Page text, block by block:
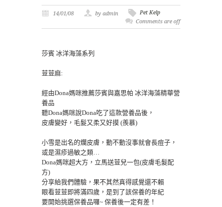
14/01/08 by admin
Pet Kelp
Comments are off
莎賓 冰洋海藻系列
荳荳麻:
經由Dona媽咪推薦莎賓與嘉思帕 冰洋海藻精華營
養品
聽Dona媽咪說Dona吃了這款營養品後，
皮膚變好，毛髮又柔又好摸 (羨慕)
小雪是出名的爛皮膚，動不動沒事就會長痘子，
或是濕疹過敏之類…
Dona媽咪超大方，立馬送荳兒一包(皮膚毛髮配
方)
分享給我們體驗，果不其然真得感覺還不賴
眼看荳荳即將滿四歲，是到了該保養的年紀
要開始挑選保養品囉~ 保養後一定有差！